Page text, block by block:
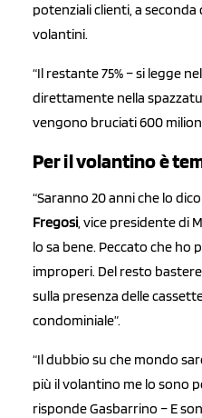
potenziali clienti, a
volantini.
“Il restante 75% – si legge
direttamente nella
vengono bruciati 600
Per il volantino è
“Saranno 20 anni che lo
Fregosi, vice presidente di
lo sa bene. Peccato che ho
improperi. Del resto
sulla presenza delle
condominiale”.
“Il dubbio su che mondo
più il volantino me lo sono
risponde Gasbarrino – E